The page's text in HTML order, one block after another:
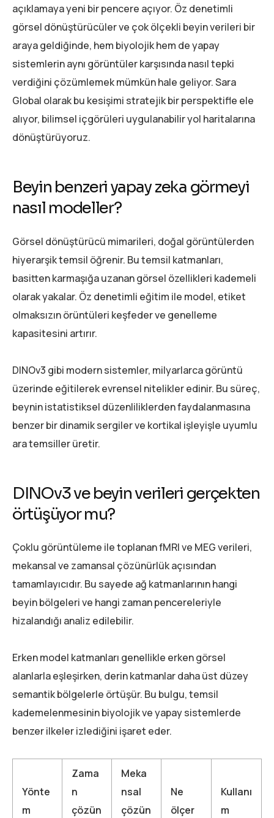
açıklamaya yeni bir pencere açıyor. Öz denetimli
görsel dönüştürücüler ve çok ölçekli beyin verileri bir
araya geldiğinde, hem biyolojik hem de yapay
sistemlerin aynı görüntüler karşısında nasıl tepki
verdiğini çözümlemek mümkün hale geliyor. Sara
Global olarak bu kesişimi stratejik bir perspektifle ele
alıyor, bilimsel içgörüleri uygulanabilir yol haritalarına
dönüştürüyoruz.
Beyin benzeri yapay zeka görmeyi
nasıl modeller?
Görsel dönüştürücü mimarileri, doğal görüntülerden
hiyerarşik temsil öğrenir. Bu temsil katmanları,
basitten karmaşığa uzanan görsel özellikleri kademeli
olarak yakalar. Öz denetimli eğitim ile model, etiket
olmaksızın örüntüleri keşfeder ve genelleme
kapasitesini artırır.
DINOv3 gibi modern sistemler, milyarlarca görüntü
üzerinde eğitilerek evrensel nitelikler edinir. Bu süreç,
beynin istatistiksel düzenliliklerden faydalanmasına
benzer bir dinamik sergiler ve kortikal işleyişle uyumlu
ara temsiller üretir.
DINOv3 ve beyin verileri gerçekten
örtüşüyor mu?
Çoklu görüntüleme ile toplanan fMRI ve MEG verileri,
mekansal ve zamansal çözünürlük açısından
tamamlayıcıdır. Bu sayede ağ katmanlarının hangi
beyin bölgeleri ve hangi zaman pencereleriyle
hizalandığı analiz edilebilir.
Erken model katmanları genellikle erken görsel
alanlarla eşleşirken, derin katmanlar daha üst düzey
semantik bölgelerle örtüşür. Bu bulgu, temsil
kademelenmesinin biyolojik ve yapay sistemlerde
benzer ilkeler izlediğini işaret eder.
Yönte
m
Zama
n
çözün
Meka
nsal
çözün
Ne
ölçer
Kullanı
m